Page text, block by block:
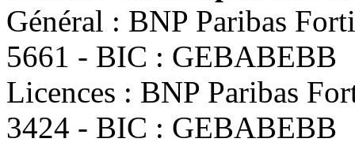
Général : BNP Paribas
5661 - BIC : GEBABEBB
Licences : BNP Paribas
3424 - BIC : GEBABEBB